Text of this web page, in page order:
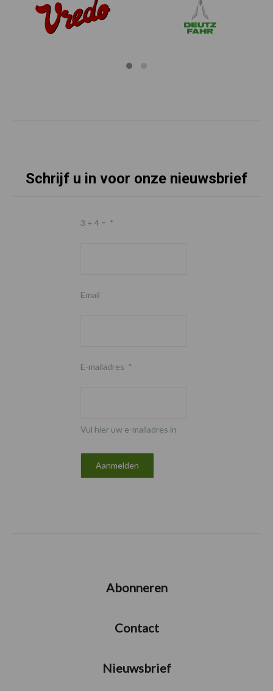
Schrijf u in voor onze nieuwsbrief
3 + 4 = *
Email
E-mailadres *
Vul hier uw e-mailadres in
Abonneren
Contact
Nieuwsbrief